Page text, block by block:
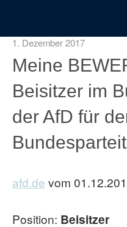
1. Dezember 2017
Meine
Beisitzer im
der AfD für
afd.de vom
Position: Beisitzer